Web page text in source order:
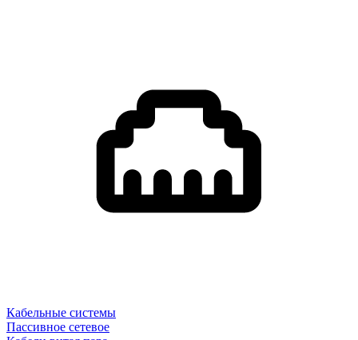
Кабельные системы
Пассивное сетевое